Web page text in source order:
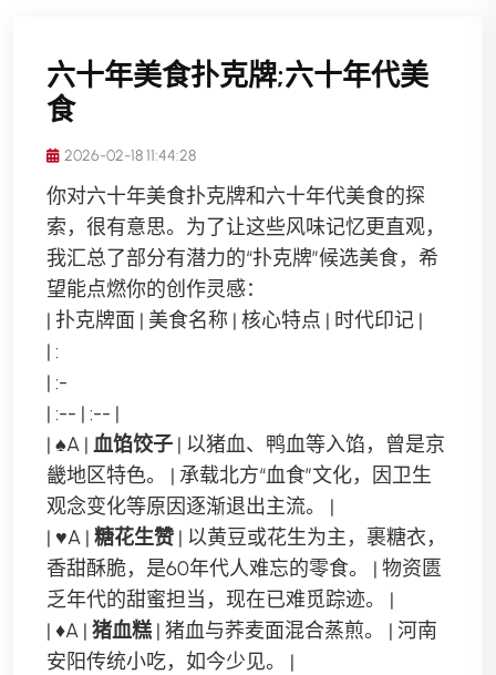
六十年美食扑克牌;六十年代美
食
2026-02-18 11:44:28
你对六十年美食扑克牌和六十年代美食的探
索，很有意思。为了让这些风味记忆更直观，
我汇总了部分有潜力的“扑克牌”候选美食，希
望能点燃你的创作灵感：
| 扑克牌面 | 美食名称 | 核心特点 | 时代印记 |
| :
| :-
| :-- | :-- |
| ♠A | 血馅饺子 | 以猪血、鸭血等入馅，曾是京
畿地区特色。 | 承载北方“血食”文化，因卫生
观念变化等原因逐渐退出主流。 |
| ♥A | 糖花生赞 | 以黄豆或花生为主，裹糖衣，
香甜酥脆，是60年代人难忘的零食。 | 物资匮
乏年代的甜蜜担当，现在已难觅踪迹。 |
| ♦A | 猪血糕 | 猪血与荞麦面混合蒸煎。 | 河南
安阳传统小吃，如今少见。 |